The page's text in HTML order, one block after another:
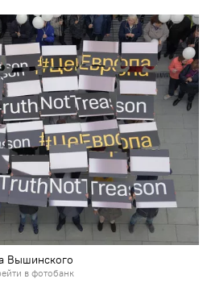
Вышинского
в фотобанк